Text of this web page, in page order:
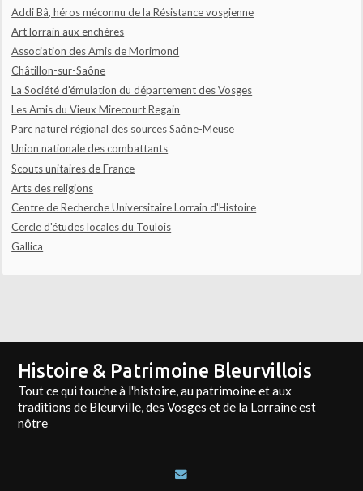
Addi Bâ, héros méconnu de la Résistance vosgienne
Art lorrain aux enchères
Association des Amis de Morimond
Châtillon-sur-Saône
La Société d'émulation du département des Vosges
Les Amis du Vieux Mirecourt Regain
Parc naturel régional des sources Saône-Meuse
Union nationale des combattants
Scouts unitaires de France
Arts des religions
Centre de Recherche Universitaire Lorrain d'Histoire
Cercle d'études locales du Toulois
Gallica
Histoire & Patrimoine Bleurvillois
Tout ce qui touche à l'histoire, au patrimoine et aux
traditions de Bleurville, des Vosges et de la Lorraine est
nôtre